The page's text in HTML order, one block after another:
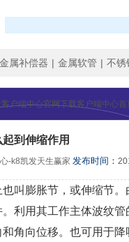
属补偿器 | 金属软管 | 不锈
户端中心官网下载客户端中心首
到伸缩作用
-k8凯发天生赢家 发布时间：
膨胀节，或伸缩节。
利用其工作主体波纹
和角向位移。也可用